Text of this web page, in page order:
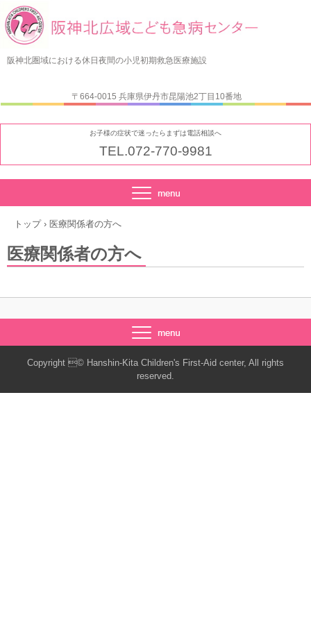
阪神北圏域における休日夜間の小児初期救急医療施設
お子様の症状で迷ったらまずは電話相談へ
TEL.072-770-9981
〒664-0015 兵庫県伊丹市昆陽池2丁目10番地
トップ › 医療関係者の方へ
医療関係者の方へ
Copyright © Hanshin-Kita Children's First-Aid center, All rights
reserved.